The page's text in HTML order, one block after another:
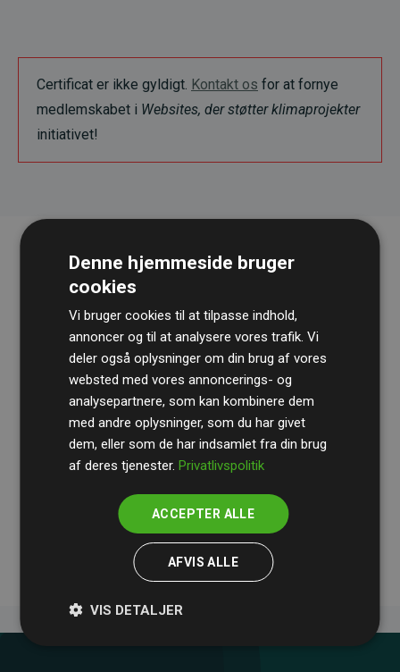
Certificat er ikke gyldigt. Kontakt os for at fornye
medlemskabet i Websites, der støtter klimaprojekter
initiativet!
RevisionshusetBDOgennemgår løbende vores
beregninger og metode for at sikre gennemsigtighed
og pålidelighed.
Deres revision dokumenterer, at vores investeringer i
medlemmernes websites estimerede CO₂-
Denne hjemmeside bruger
cookies
Vi bruger cookies til at tilpasse indhold,
annoncer og til at analysere vores trafik. Vi
deler også oplysninger om din brug af vores
websted med vores annoncerings- og
analysepartnere, som kan kombinere dem
med andre oplysninger, som du har givet
dem, eller som de har indsamlet fra din brug
af deres tjenester.Privatlivspolitik
ACCEPTER ALLE
AFVIS ALLE
VIS DETALJER